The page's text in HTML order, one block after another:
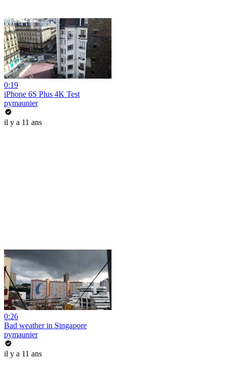
0:19
iPhone 6S Plus 4K Test
pymaunier
il y a 11 ans
0:26
Bad weather in Singapore
pymaunier
il y a 11 ans